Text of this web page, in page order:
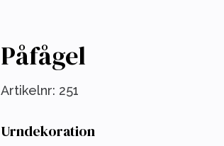
Påfågel
Artikelnr: 251
Urndekoration